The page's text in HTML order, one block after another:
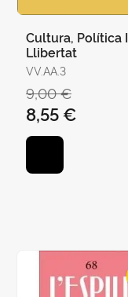
Cultura, Política I
Llibertat
VV.AA.3
9,00 €
8,55 €